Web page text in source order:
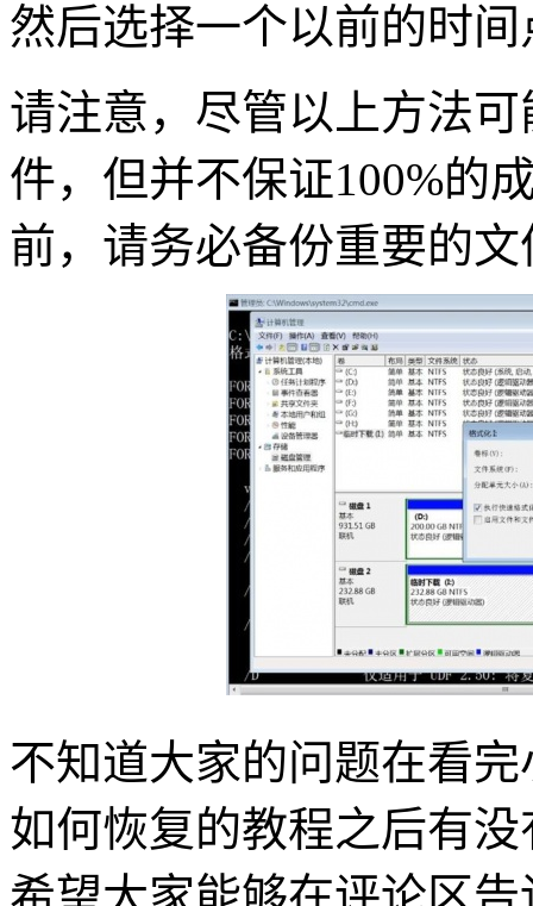
然后选择一个以前的时
请注意，尽管以上方法
件，但并不保证100%的
前，请务必备份重要的
不知道大家的问题在看
如何恢复的教程之后有